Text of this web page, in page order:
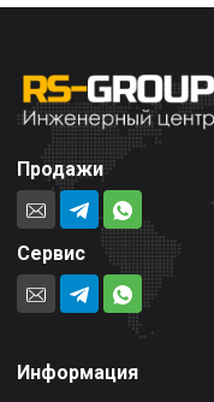
Продажи
Сервис
Информация